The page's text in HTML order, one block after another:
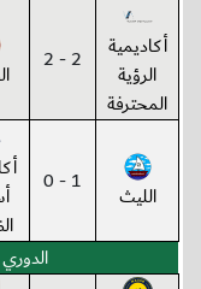
أكاديمية
الرؤية
المحترفة
2 - 2
الليث 1 - 0